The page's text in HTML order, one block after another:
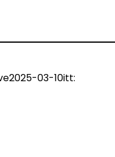
2025-03-10itt: